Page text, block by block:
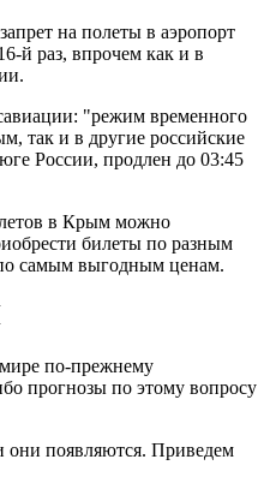
на полеты в аэропорт
й раз, впрочем как и в
"режим временного
так и в другие российские
России, продлен до 03:45
в Крым можно
билеты по разным
самым выгодным ценам.
по-прежнему
прогнозы по этому вопросу
они появляются. Приведем